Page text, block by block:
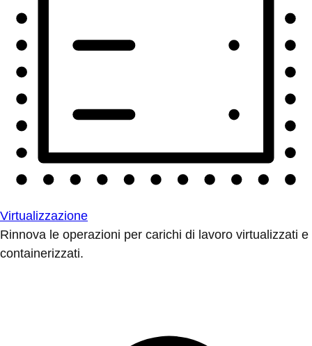
Virtualizzazione
Rinnova le operazioni per carichi di lavoro virtualizzati e
containerizzati.